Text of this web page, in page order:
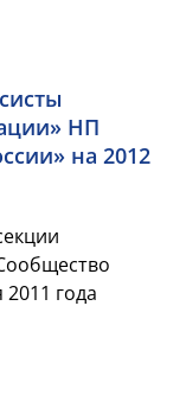
НП
на 2012
года